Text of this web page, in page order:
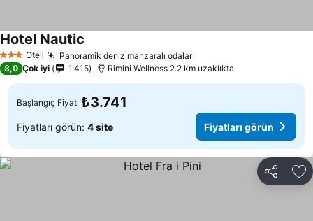
3 YıldızOtel Panoramik deniz manzaralı odalar
Hotel Nautic
8,0 Çok iyi 1.415 Rimini Wellness 2.2 km uzaklıkta
Başlangıç Fiyatı ₺3.741
Fiyatları görün: 4 site Fiyatları görün
Paylaş